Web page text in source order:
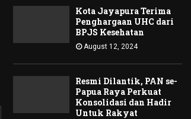
Kota Jayapura Terima
Penghargaan UHC dari
BPJS Kesehatan
August 12, 2024
Resmi Dilantik, PAN se-
Papua Raya Perkuat
Konsolidasi dan Hadir
Untuk Rakyat